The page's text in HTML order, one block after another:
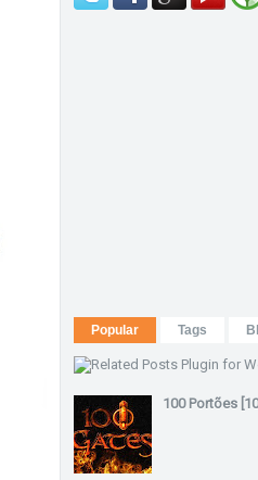
Popular Tags
100 Portões